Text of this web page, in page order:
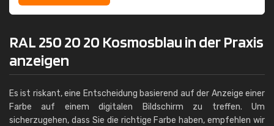
RAL 250 20 20 Kosmosblau in der Praxis
anzeigen
Es ist riskant, eine Entscheidung basierend auf der Anzeige einer
Farbe auf einem digitalen Bildschirm zu treffen. Um
sicherzugehen, dass Sie die richtige Farbe haben, empfehlen wir